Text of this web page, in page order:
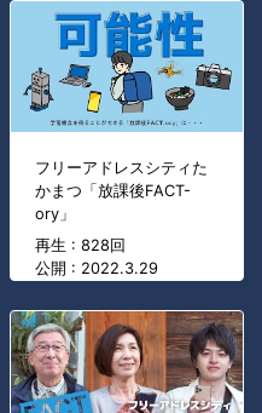
フリーアドレスシティた
かまつ「放課後FACT-
ory」
再生 : 828回
公開 : 2022.3.29